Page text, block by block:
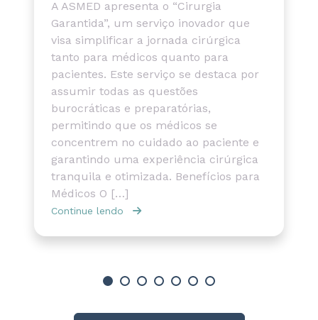
A ASMED apresenta o “Cirurgia
Garantida”, um serviço inovador que
visa simplificar a jornada cirúrgica
tanto para médicos quanto para
pacientes. Este serviço se destaca por
assumir todas as questões
burocráticas e preparatórias,
permitindo que os médicos se
concentrem no cuidado ao paciente e
garantindo uma experiência cirúrgica
tranquila e otimizada. Benefícios para
Médicos O […]
Continue lendo